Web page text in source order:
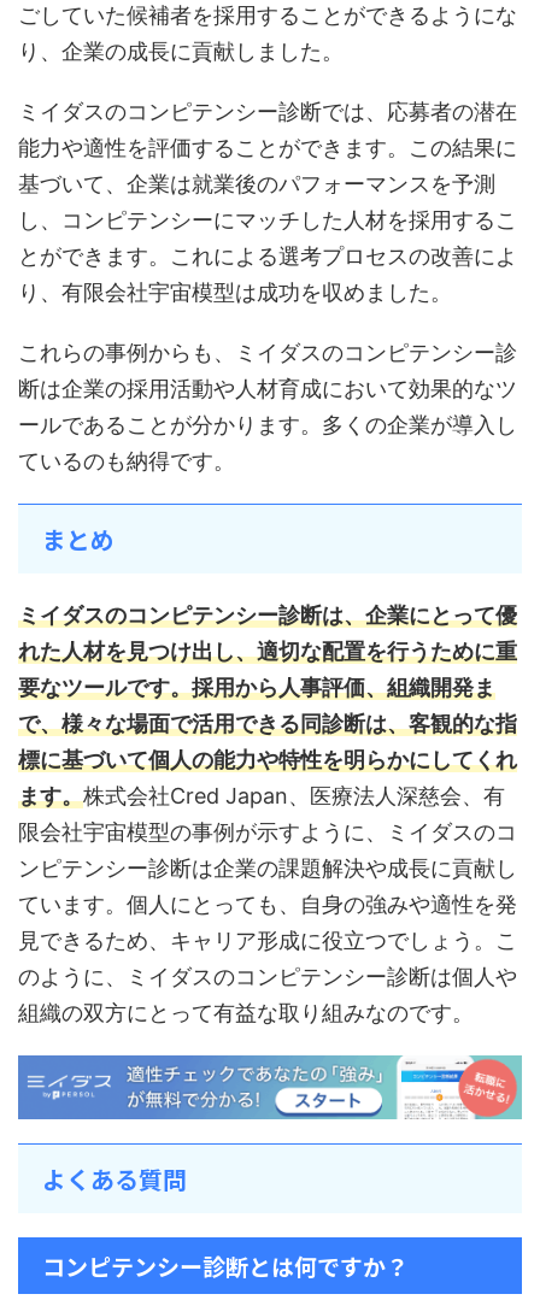
ごしていた候補者を採用することができるようにな
り、企業の成長に貢献しました。
ミイダスのコンピテンシー診断では、応募者の潜在
能力や適性を評価することができます。この結果に
基づいて、企業は就業後のパフォーマンスを予測
し、コンピテンシーにマッチした人材を採用するこ
とができます。これによる選考プロセスの改善によ
り、有限会社宇宙模型は成功を収めました。
これらの事例からも、ミイダスのコンピテンシー診
断は企業の採用活動や人材育成において効果的なツ
ールであることが分かります。多くの企業が導入し
ているのも納得です。
まとめ
ミイダスのコンピテンシー診断は、企業にとって優
れた人材を見つけ出し、適切な配置を行うために重
要なツールです。採用から人事評価、組織開発ま
で、様々な場面で活用できる同診断は、客観的な指
標に基づいて個人の能力や特性を明らかにしてくれ
ます。株式会社Cred Japan、医療法人深慈会、有
限会社宇宙模型の事例が示すように、ミイダスのコ
ンピテンシー診断は企業の課題解決や成長に貢献し
ています。個人にとっても、自身の強みや適性を発
見できるため、キャリア形成に役立つでしょう。こ
のように、ミイダスのコンピテンシー診断は個人や
組織の双方にとって有益な取り組みなのです。
よくある質問
コンピテンシー診断とは何ですか？